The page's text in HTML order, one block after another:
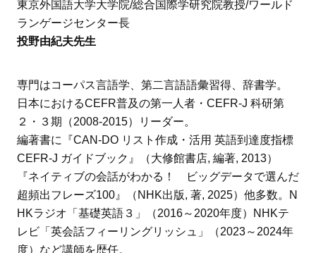
東京外国語大学大学院/総合国際学研究院教授/ワールド
ランゲージセンター長
投野由紀夫先生
専門はコーパス言語学、第二言語語彙習得、辞書学。
日本におけるCEFR普及の第一人者・CEFR-J 科研第
２・３期（2008-2015）リーダー。
編著書に『CAN-DO リスト作成・活用 英語到達度指標
CEFR-J ガイドブック』（大修館書店, 編著, 2013）
『ネイティブの会話がわかる！ ビッグデータで選んだ
超頻出フレーズ100』（NHK出版, 著, 2025）他多数。N
HKラジオ「基礎英語３」（2016～2020年度）NHKテ
レビ「英会話フィーリングリッシュ」（2023～2024年
度）など講師を歴任。